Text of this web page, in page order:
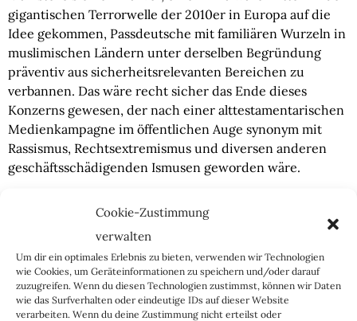
Cookie-Zustimmung
verwalten
Um dir ein optimales Erlebnis zu bieten, verwenden wir Technologien
wie Cookies, um Geräteinformationen zu speichern und/oder darauf
zuzugreifen. Wenn du diesen Technologien zustimmst, können wir Daten
wie das Surfverhalten oder eindeutige IDs auf dieser Website
verarbeiten. Wenn du deine Zustimmung nicht erteilst oder
gigantischen Terrorwelle der 2010er in Europa auf die
Idee gekommen, Passdeutsche mit familiären Wurzeln in
muslimischen Ländern unter derselben Begründung
präventiv aus sicherheitsrelevanten Bereichen zu
verbannen. Das wäre recht sicher das Ende dieses
Konzerns gewesen, der nach einer alttestamentarischen
Medienkampagne im öffentlichen Auge synonym mit
Rassismus, Rechtsextremismus und diversen anderen
geschäftsschädigenden Ismusen geworden wäre.
„FAZ“-Journo Artur Weigandt zu der H&K-Kiste?
Sicherlich schreit er „Rassismus“ und redet von
Menschenwürde und so was?„Ich möchte wetten, dass
die russische Staatspropaganda diesen Schritt vollkommen
ausnutzen und ausschlachten wird.“